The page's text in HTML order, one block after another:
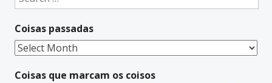
for:
Coisas passadas
Coisas
Coisas que marcam os coisos